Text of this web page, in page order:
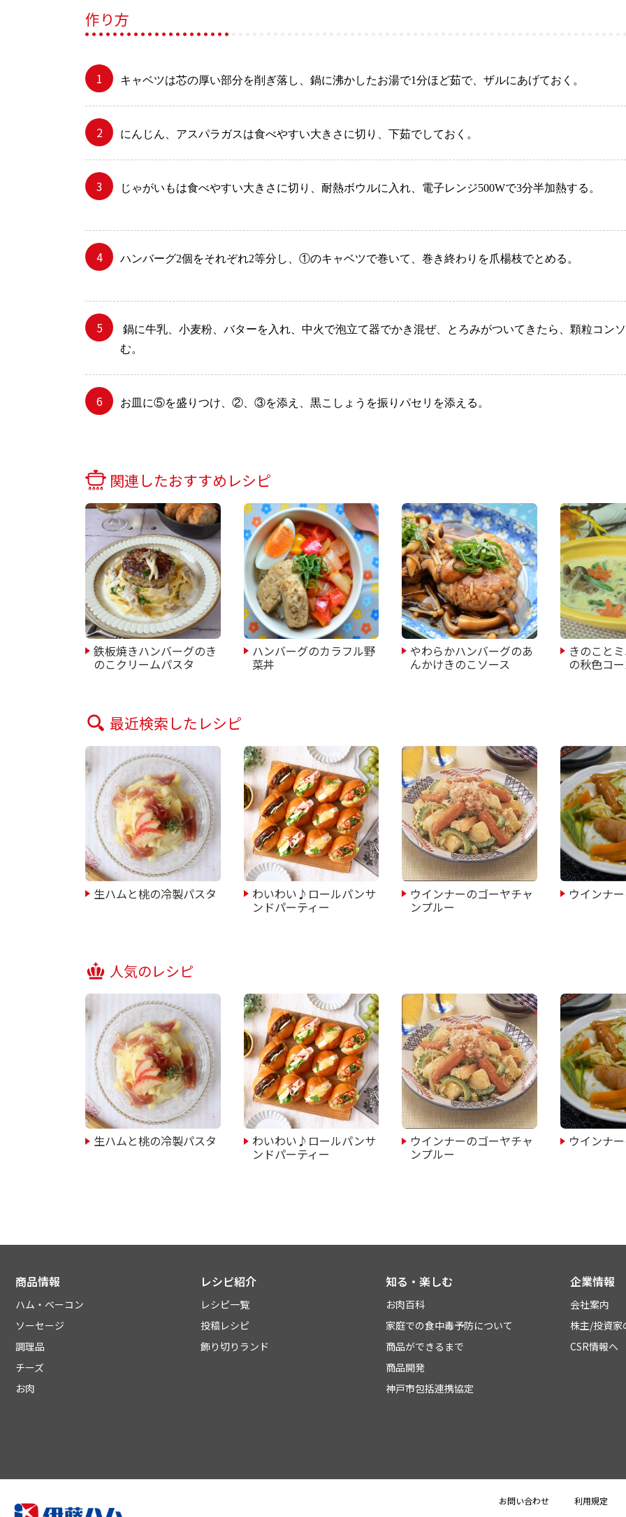
作り方
キャベツは芯の厚い部分を削ぎ落し、鍋に沸かしたお湯で1分ほど茹で、ザルにあげておく。
にんじん、アスパラガスは食べやすい大きさに切り、下茹でしておく。
じゃがいもは食べやすい大きさに切り、耐熱ボウルに入れ、電子レンジ500Wで3分半加熱する。
ハンバーグ2個をそれぞれ2等分し、①のキャベツで巻いて、巻き終わりを爪楊枝でとめる。
鍋に牛乳、小麦粉、バターを入れ、中火で泡立て器でかき混ぜ、とろみがついてきたら、顆粒コン
む。
お皿に⑤を盛りつけ、②、③を添え、黒こしょうを振りパセリを添える。
関連したおすすめレシピ
鉄板焼きハンバーグのき
のこクリームパスタ
ハンバーグのカラフル野
菜丼
やわらかハンバーグのあ
んかけきのこソース
きのこと
の秋色コ
最近検索したレシピ
生ハムと桃の冷製パスタ わいわい♪ロールパンサ
ンドパーティー
ウインナーのゴーヤチャ
ンプルー
ウインナ
人気のレシピ
生ハムと桃の冷製パスタ わいわい♪ロールパンサ
ンドパーティー
ウインナーのゴーヤチャ
ンプルー
ウインナ
商品情報
ハム・ベーコン
ソーセージ
調理品
チーズ
お肉
レシピ紹介
レシピ一覧
投稿レシピ
飾り切りランド
知る・楽しむ
お肉百科
家庭での食中毒予防について
商品ができるまで
商品開発
神戸市包括連携協定
企業情報
会社案内
株主/投資家
CSR情報へ
お問い合わせ 利用規定